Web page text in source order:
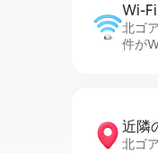
Wi-
北ゴ
件が
近隣
北ゴ